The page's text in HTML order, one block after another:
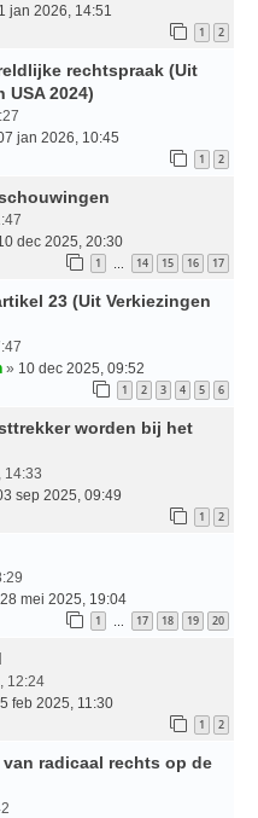
jan 2026, 14:51
1 2
rechtspraak (Uit
USA 2024)
jan 2026, 10:45
1 2
dec 2025, 20:30
1 … 14 15 16 17
23 (Uit Verkiezingen
» 10 dec 2025, 09:52
1 2 3 4 5 6
worden bij het
14:33
sep 2025, 09:49
1 2
28 mei 2025, 19:04
1 … 17 18 19 20
12:24
feb 2025, 11:30
1 2
radicaal rechts op de